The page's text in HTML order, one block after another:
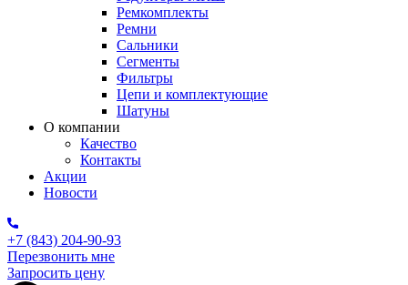
Ремкомплекты
Ремни
Сальники
Сегменты
Фильтры
Цепи и комплектующие
Шатуны
О компании
Качество
Контакты
Акции
Новости
+7 (843) 204-90-93
Перезвонить мне
Запросить цену